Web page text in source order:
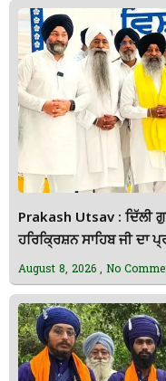
Prakash Utsav : ਦਿੱਲੀ
ਹਰਿਕ੍ਰਿਸ਼ਨ ਸਾਹਿਬ ਜੀ ਦਾ
August 8, 2026 No